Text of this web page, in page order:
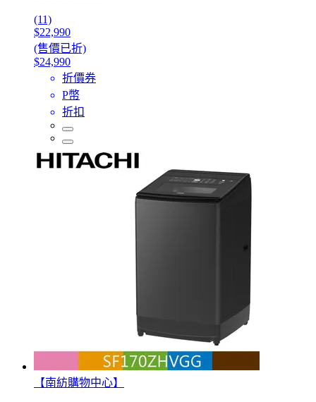
(11)
$22,990
(售價已折)
$24,990
折價券
P幣
折扣
【南紡購物中心】